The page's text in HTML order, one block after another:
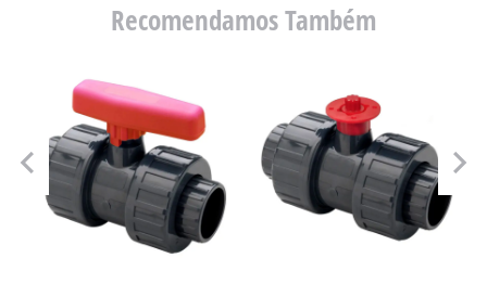
Recomendamos Também